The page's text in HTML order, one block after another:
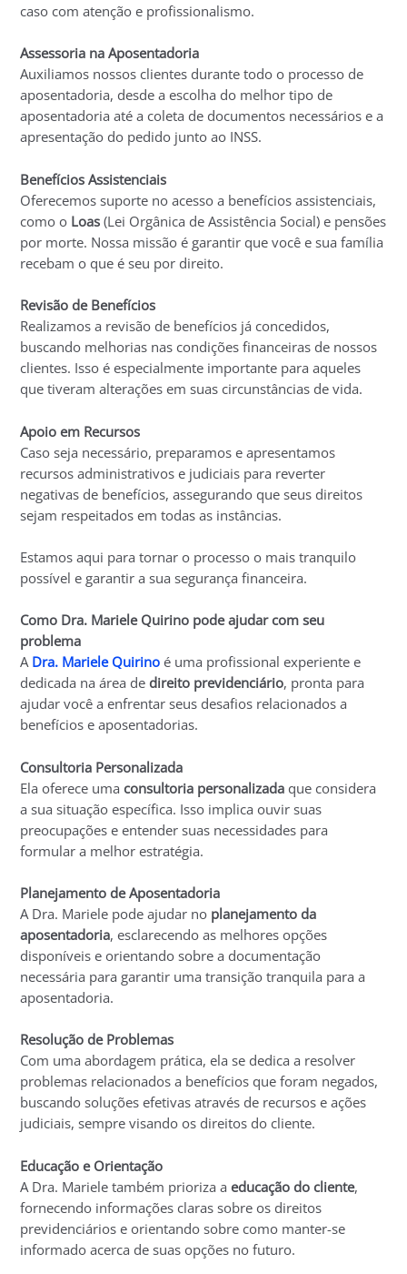
caso com atenção e profissionalismo.
Assessoria na Aposentadoria
Auxiliamos nossos clientes durante todo o processo de
aposentadoria, desde a escolha do melhor tipo de
aposentadoria até a coleta de documentos necessários e a
apresentação do pedido junto ao INSS.
Benefícios Assistenciais
Oferecemos suporte no acesso a benefícios assistenciais,
como o Loas (Lei Orgânica de Assistência Social) e pensões
por morte. Nossa missão é garantir que você e sua família
recebam o que é seu por direito.
Revisão de Benefícios
Realizamos a revisão de benefícios já concedidos,
buscando melhorias nas condições financeiras de nossos
clientes. Isso é especialmente importante para aqueles
que tiveram alterações em suas circunstâncias de vida.
Apoio em Recursos
Caso seja necessário, preparamos e apresentamos
recursos administrativos e judiciais para reverter
negativas de benefícios, assegurando que seus direitos
sejam respeitados em todas as instâncias.
Estamos aqui para tornar o processo o mais tranquilo
possível e garantir a sua segurança financeira.
Como Dra. Mariele Quirino pode ajudar com seu
problema
A Dra. Mariele Quirino é uma profissional experiente e
dedicada na área dedireito previdenciário, pronta para
ajudar você a enfrentar seus desafios relacionados a
benefícios e aposentadorias.
Consultoria Personalizada
Ela oferece umaconsultoria personalizada que considera
a sua situação específica. Isso implica ouvir suas
preocupações e entender suas necessidades para
formular a melhor estratégia.
Planejamento de Aposentadoria
A Dra. Mariele pode ajudar no planejamento da
aposentadoria, esclarecendo as melhores opções
disponíveis e orientando sobre a documentação
necessária para garantir uma transição tranquila para a
aposentadoria.
Resolução de Problemas
Com uma abordagem prática, ela se dedica a resolver
problemas relacionados a benefícios que foram negados,
buscando soluções efetivas através de recursos e ações
judiciais, sempre visando os direitos do cliente.
Educação e Orientação
A Dra. Mariele também prioriza aeducação do cliente,
fornecendo informações claras sobre os direitos
previdenciários e orientando sobre como manter-se
informado acerca de suas opções no futuro.